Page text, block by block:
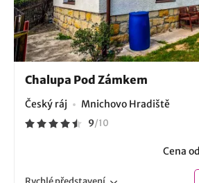
Chalupa Pod Zámkem
Český ráj Mnichovo Hradiště
9/10
Cena od